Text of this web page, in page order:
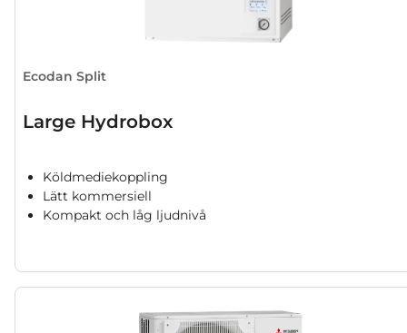
Ecodan Split
Large Hydrobox
Köldmediekoppling
Lätt kommersiell
Kompakt och låg ljudnivå